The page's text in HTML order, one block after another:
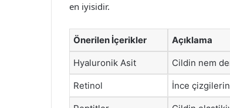
en iyisidir.
Önerilen İçerikler Açıklama
Hyaluronik Asit Cildin nem
Retinol İnce